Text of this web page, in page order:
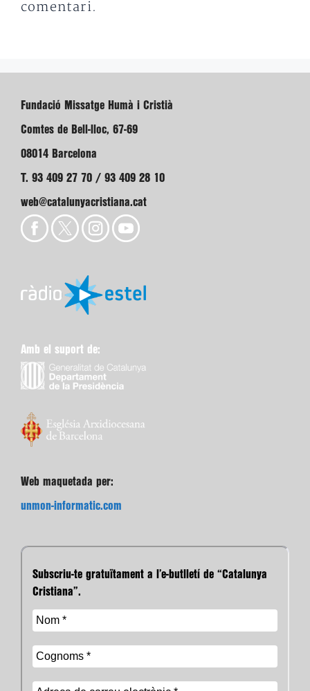
comentari.
Fundació Missatge Humà i Cristià
Comtes de Bell-lloc, 67-69
08014 Barcelona
T. 93 409 27 70 / 93 409 28 10
web@catalunyacristiana.cat
Amb el suport de:
Web maquetada per:
unmon-informatic.com
Subscriu-te gratuïtament a l’e-butlletí de “Catalunya
Cristiana”.